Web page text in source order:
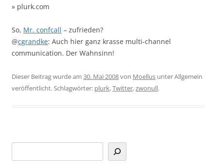
» plurk.com
So, Mr. confcall – zufrieden?
@cgrandke: Auch hier ganz krasse multi-channel
communication. Der Wahnsinn!
Dieser Beitrag wurde am 30. Mai 2008von Moellus unter Allgemein
veröffentlicht. Schlagwörter: plurk,Twitter,zwonull.